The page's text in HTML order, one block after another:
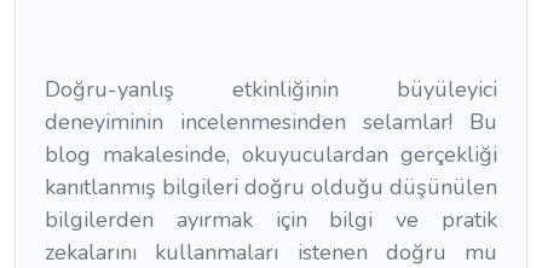
Doğru-yanlış etkinliğinin büyüleyici
deneyiminin incelenmesinden selamlar! Bu
blog makalesinde, okuyuculardan gerçekliği
kanıtlanmış bilgileri doğru olduğu düşünülen
bilgilerden ayırmak için bilgi ve pratik
zekalarını kullanmaları istenen doğru mu